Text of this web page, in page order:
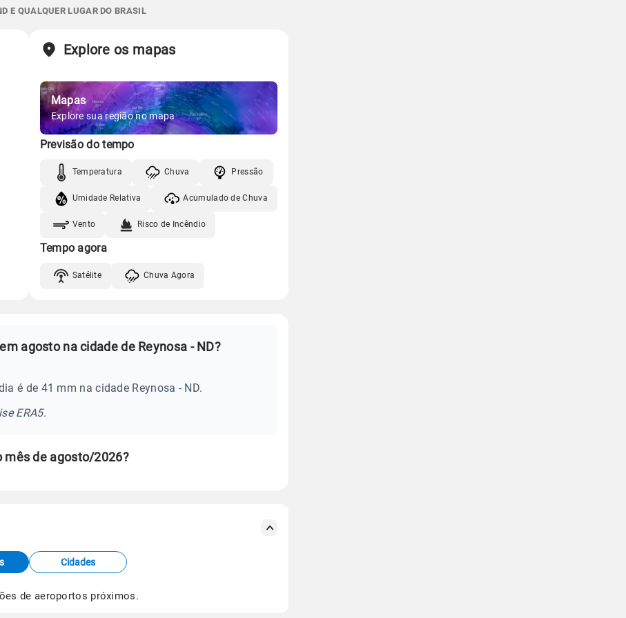
Vento Umidade
0.0mm
09:04h às 22:11h
Nova
Gráfico
Vento Umidade
E QUALQUER LUGAR DO BRASIL
Explore os mapas
Mapas
Explore sua região no mapa
Previsão do tempo
Temperatura Chuva Pressão
Umidade Relativa Acumulado de Chuva
Vento Risco de Incêndio
Tempo agora
Satélite Chuva Agora
agosto na cidade de Reynosa - ND?
é de 41 mm na cidade Reynosa - ND.
ERA5.
mês de agosto/2026?
Cidades
de aeroportos próximos.